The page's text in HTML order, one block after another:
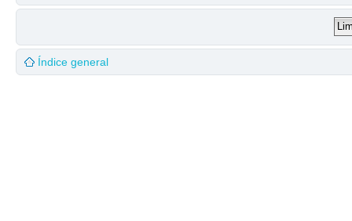
Índice general